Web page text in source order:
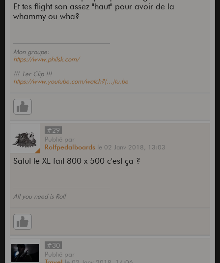
Et tes flight son assez "haut" pour avoir de la
whammy ou wha?
Mon groupe:
https://www.philsk.com/
!!! 1er Clip !!!
https://www.youtube.com/watch?(...)tu.be
#29
Publié par
Rolfpedalboards le 02 Janv 2018, 13:03
Salut le XL fait 800 x 500 c'est ça ?
All you need is Rolf
#30
Publié par